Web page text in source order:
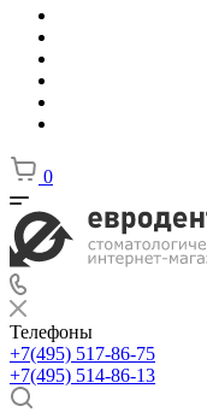
0
Телефоны
+7(495) 517-86-75
+7(495) 514-86-13